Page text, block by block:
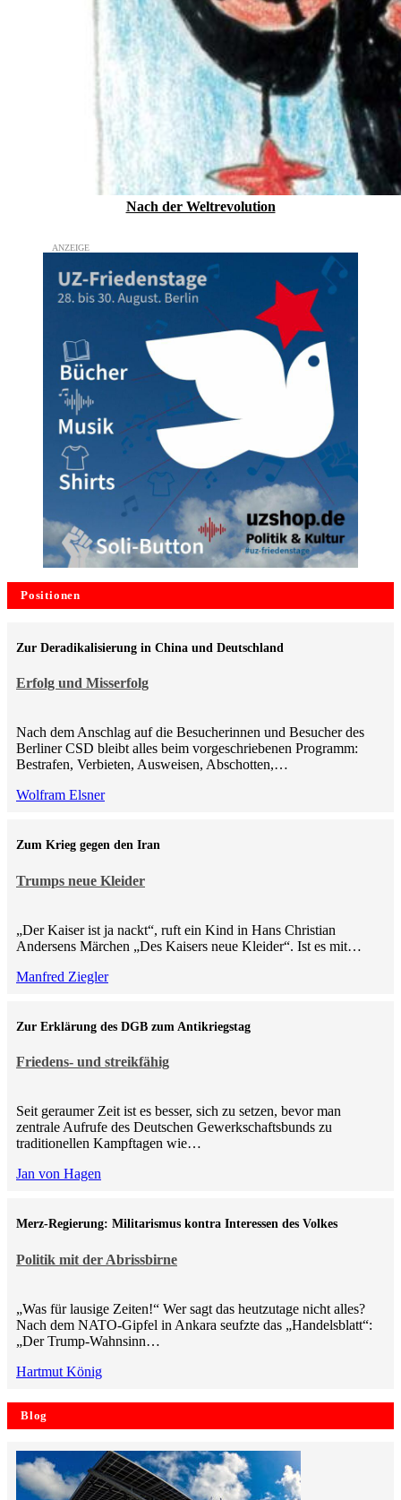
Nach der Weltrevolution
Positionen
Erfolg und Misserfolg
Zur Deradikalisierung in China und Deutschland
Nach dem Anschlag auf die Besucherinnen und Besucher des
Berliner CSD bleibt alles beim vorgeschriebenen Programm:
Bestrafen, Verbieten, Ausweisen, Abschotten,…
Wolfram Elsner
Trumps neue Kleider
Zum Krieg gegen den Iran
„Der Kaiser ist ja nackt“, ruft ein Kind in Hans Christian
Andersens Märchen „Des Kaisers neue Kleider“. Ist es mit…
Manfred Ziegler
Friedens- und streikfähig
Zur Erklärung des DGB zum Antikriegstag
Seit geraumer Zeit ist es besser, sich zu setzen, bevor man
zentrale Aufrufe des Deutschen Gewerkschaftsbunds zu
traditionellen Kampftagen wie…
Jan von Hagen
Politik mit der Abrissbirne
Merz-Regierung: Militarismus kontra Inte­ressen des Volkes
„Was für lausige Zeiten!“ Wer sagt das heutzutage nicht alles?
Nach dem NATO-Gipfel in Ankara seufzte das „Handelsblatt“:
„Der Trump-Wahnsinn…
Hartmut König
Blog